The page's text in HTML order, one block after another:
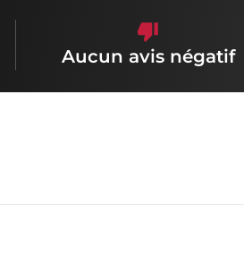
Aucun avis négatif